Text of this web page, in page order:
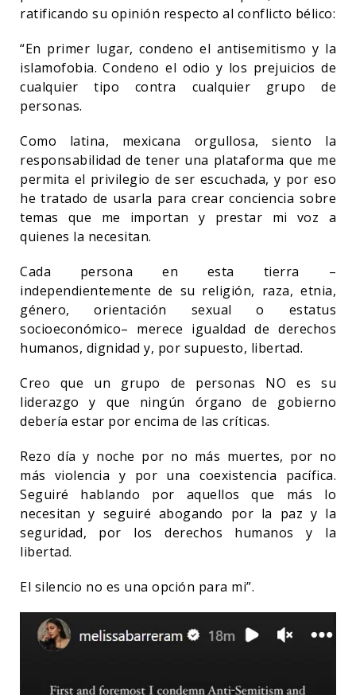
ratificando su opinión respecto al conflicto bélico:
“En primer lugar, condeno el antisemitismo y la
islamofobia. Condeno el odio y los prejuicios de
cualquier tipo contra cualquier grupo de
personas.
Como latina, mexicana orgullosa, siento la
responsabilidad de tener una plataforma que me
permita el privilegio de ser escuchada, y por eso
he tratado de usarla para crear conciencia sobre
temas que me importan y prestar mi voz a
quienes la necesitan.
Cada persona en esta tierra –
independientemente de su religión, raza, etnia,
género, orientación sexual o estatus
socioeconómico– merece igualdad de derechos
humanos, dignidad y, por supuesto, libertad.
Creo que un grupo de personas NO es su
liderazgo y que ningún órgano de gobierno
debería estar por encima de las críticas.
Rezo día y noche por no más muertes, por no
más violencia y por una coexistencia pacífica.
Seguiré hablando por aquellos que más lo
necesitan y seguiré abogando por la paz y la
seguridad, por los derechos humanos y la
libertad.
El silencio no es una opción para mi”.